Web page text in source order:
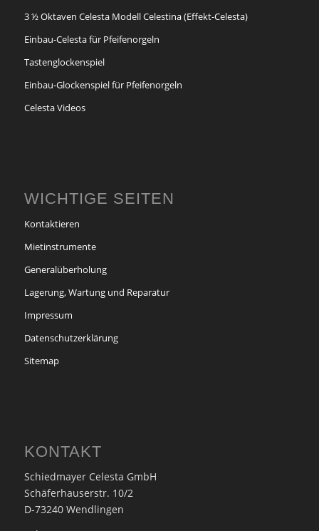
3 ½ Oktaven Celesta Modell Celestina (Effekt-Celesta)
Einbau-Celesta für Pfeifenorgeln
Tastenglockenspiel
Einbau-Glockenspiel für Pfeifenorgeln
Celesta Videos
WICHTIGE SEITEN
Kontaktieren
Mietinstrumente
Generalüberholung
Lagerung, Wartung und Reparatur
Impressum
Datenschutzerklärung
Sitemap
KONTAKT
Schiedmayer Celesta GmbH
Schäferhauserstr. 10/2
D-73240 Wendlingen